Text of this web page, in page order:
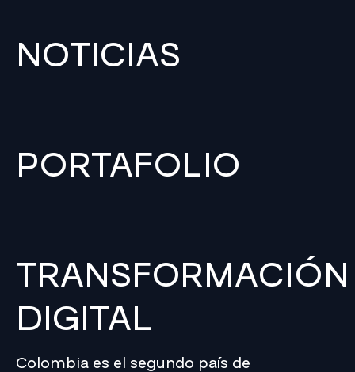
NOTICIAS
PORTAFOLIO
TRANSFORMACIÓN
DIGITAL
Colombia es el segundo país de